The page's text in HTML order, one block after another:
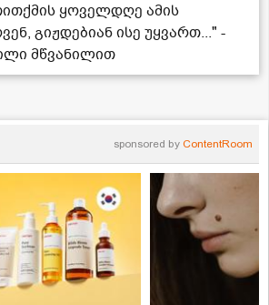
ყოველდღე ამის
გიჟდებიან ისე უყვართ..." -
მწვანილით
sponsored by ContentRoom